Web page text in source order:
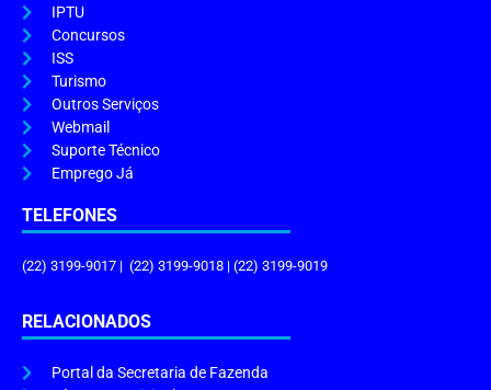
IPTU
Concursos
ISS
Turismo
Outros Serviços
Webmail
Suporte Técnico
Emprego Já
TELEFONES
(22) 3199-9017 | (22) 3199-9018 | (22) 3199-9019
RELACIONADOS
Portal da Secretaria de Fazenda